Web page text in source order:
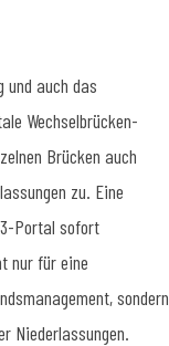
und auch das
Wechselbrücken-
Brücken auch
zu. Eine
Portal sofort
nur für eine
sondern
Niederlassungen.